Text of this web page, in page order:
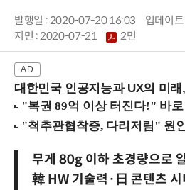
발행일 : 2020-07-20 16:03
업데이
지면 :2020-07-21 2면
대한민국 인공지능과 UX의 미래, 여기서
무게 80g 이하 초경량으로
韓 HW 기술력·日 콘텐츠 시